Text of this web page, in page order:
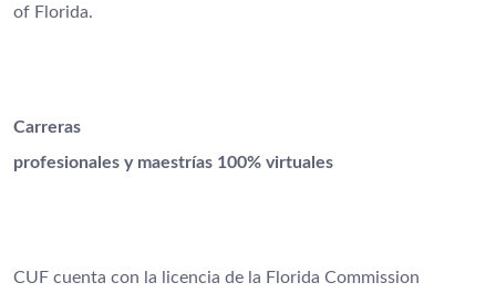
of Florida.
Carreras
profesionales y maestrías 100% virtuales
CUF cuenta con la licencia de la Florida Commission